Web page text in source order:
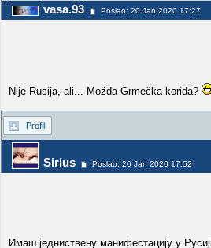
vasa.93 Poslao: 20 Jan 2020 17:27
Nije Rusija, ali... Možda Grmečka korida?
Profil
Sirius Poslao: 20 Jan 2020 17:52
Имаш једниствену манифестацију у